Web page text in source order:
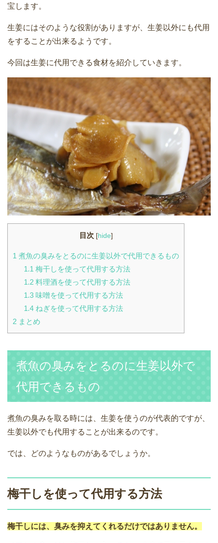
宝します。
生姜にはそのような役割がありますが、生姜以外にも代用
をすることが出来るようです。
今回は生姜に代用できる食材を紹介していきます。
目次 [hide]
1 煮魚の臭みをとるのに生姜以外で代用できるもの
1.1梅干しを使って代用する方法
1.2料理酒を使って代用する方法
1.3味噌を使って代用する方法
1.4ねぎを使って代用する方法
2 まとめ
煮魚の臭みをとるのに生姜以外で
代用できるもの
煮魚の臭みを取る時には、生姜を使うのが代表的ですが、
生姜以外でも代用することが出来るのです。
では、どのようなものがあるでしょうか。
梅干しを使って代用する方法
梅干しには、臭みを抑えてくれるだけではありません。